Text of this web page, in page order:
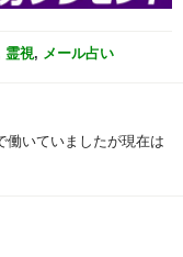
霊視, メール占い
働いていましたが現在は